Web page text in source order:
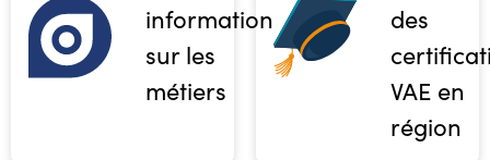
informations
sur les
métiers
des
VAE en
région